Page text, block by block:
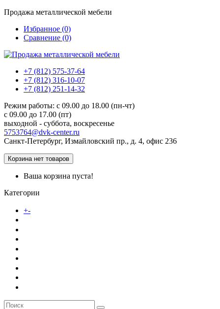
Продажа металлической мебели
Избранное (0)
Сравнение (0)
+7 (812) 575-37-64
+7 (812) 316-10-07
+7 (812) 251-14-32
Режим работы: c 09.00 до 18.00 (пн-чт)
c 09.00 до 17.00 (пт)
выходной - суббота, воскресенье
5753764@dvk-center.ru
Санкт-Петербург, Измайловский пр., д. 4, офис 236
Корзина нет товаров
Ваша корзина пуста!
Категории
+-